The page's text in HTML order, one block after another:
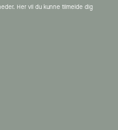
Her vil du kunne tilmelde dig